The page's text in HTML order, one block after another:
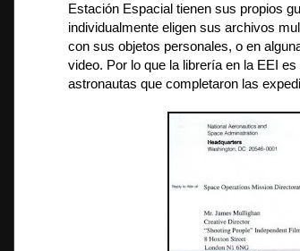
Estación Espacial tienen sus propios
individualmente eligen sus archivos
con sus objetos personales, o en
video. Por lo que la librería en la EEI
astronautas que completaron las